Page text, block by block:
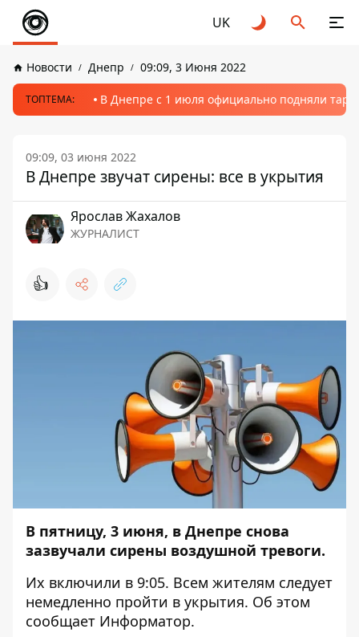
UK
Новости Днепр 09:09, 3 Июня 2022
ТОПТЕМА: В Днепре с 1 июля официально подняли
09:09, 03 июня 2022
В Днепре звучат сирены: все в укрытия
Ярослав Жахалов
ЖУРНАЛИСТ
👍
В пятницу, 3 июня, в Днепре снова
зазвучали сирены воздушной тревоги.
Их включили в 9:05. Всем жителям следует
немедленно пройти в укрытия. Об этом
сообщает Информатор.